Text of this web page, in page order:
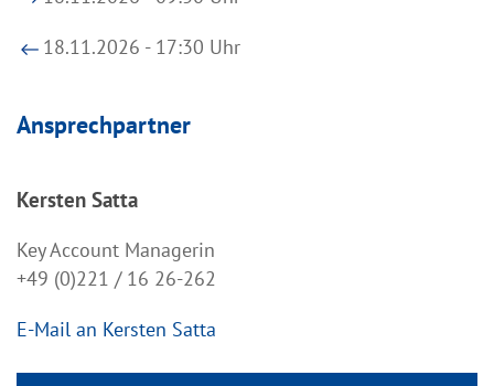
18.11.2026 - 17:30 Uhr
Ansprechpartner
Kersten Satta
Key Account Managerin
+49 (0)221 / 16 26-262
E-Mail an Kersten Satta